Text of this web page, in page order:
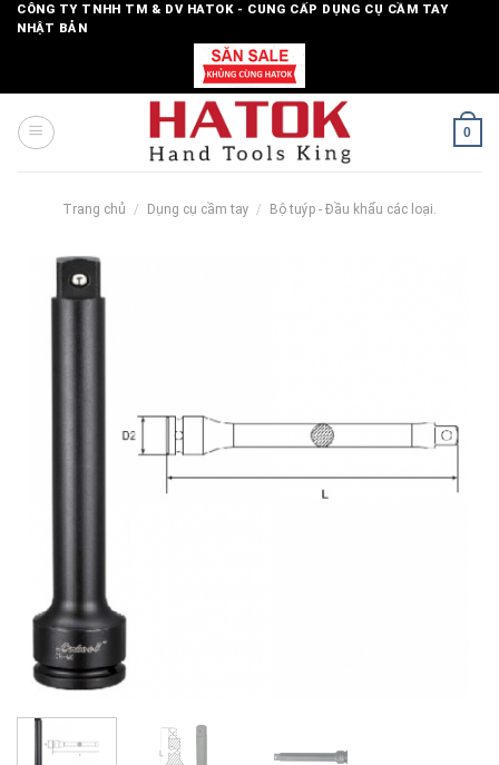
SkipCÔNG TY TNHH TM & DV HATOK - CUNG CẤP DỤNG CỤ CẦM TAY
NHẬT BẢN
0
Trang chủ / Dụng cụ cầm tay / Bộ tuýp - Đầu khẩu các loại.